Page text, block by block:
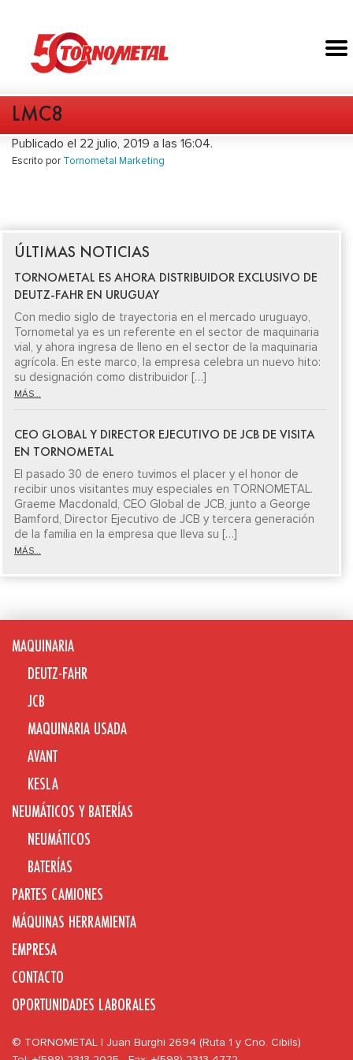
LMC8
Publicado el 22 julio, 2019 a las 16:04.
Escrito por Tornometal Marketing
ÚLTIMAS NOTICIAS
TORNOMETAL ES AHORA DISTRIBUIDOR EXCLUSIVO DE
DEUTZ-FAHR EN URUGUAY
Con medio siglo de trayectoria en el mercado uruguayo,
Tornometal ya es un referente en el sector de maquinaria
vial, y ahora ingresa de lleno en el sector de la maquinaria
agrícola. En este marco, la empresa celebra un nuevo hito:
su designación como distribuidor […]
MÁS...
CEO GLOBAL Y DIRECTOR EJECUTIVO DE JCB DE VISITA
EN TORNOMETAL
El pasado 30 de enero tuvimos el placer y el honor de
recibir unos visitantes muy especiales en TORNOMETAL.
Graeme Macdonald, CEO Global de JCB, junto a George
Bamford, Director Ejecutivo de JCB y tercera generación
de la familia en la empresa que lleva su […]
MÁS...
MAQUINARIA
DEUTZ-FAHR
JCB
MAQUINARIA USADA
AVANT
KESLA
NEUMÁTICOS Y BATERÍAS
NEUMÁTICOS
BATERÍAS
PARTES CAMIONES
MÁQUINAS HERRAMIENTA
EMPRESA
CONTACTO
OPORTUNIDADES LABORALES
© TORNOMETAL | Juan Burghi 2694 (Ruta 1 y Cno. Cibils)